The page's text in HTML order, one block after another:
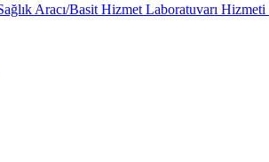
Aracı/Basit Hizmet Laboratuvarı